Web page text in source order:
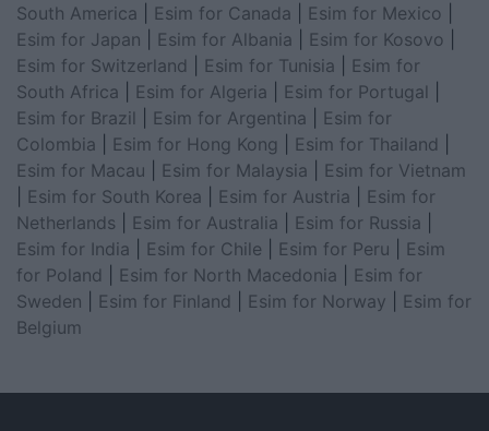
South America
Esim for Canada Esim for Mexico
Esim for Japan
Esim for Albania Esim for Kosovo
Esim for Switzerland
Esim for Tunisia
Esim for
South Africa
Esim for Algeria Esim for Portugal
Esim for Brazil
Esim for Argentina
Esim for
Colombia
Esim for Hong Kong Esim for Thailand
Esim for Macau
Esim for Malaysia
Esim for Vietnam
Esim for South Korea Esim for Austria
Esim for
Netherlands
Esim for Australia Esim for Russia
Esim for India
Esim for Chile Esim for Peru
Esim
for Poland
Esim for North Macedonia
Esim for
Sweden
Esim for Finland Esim for Norway
Esim for
Belgium